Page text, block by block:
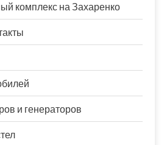
комплекс на Захаренко
и генераторов